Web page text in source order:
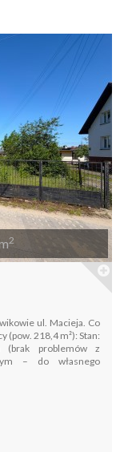
2
ul. Macieja. Co
(pow. 218,4 m²): Stan:
(brak problemów z
– do własnego